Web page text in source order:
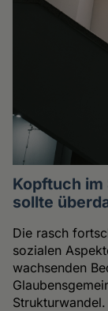
Kopftuch
sollte
Die rasch
sozialen
wachsenden
Strukturwandel.